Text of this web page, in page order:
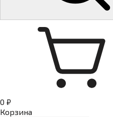
0 ₽
Корзина